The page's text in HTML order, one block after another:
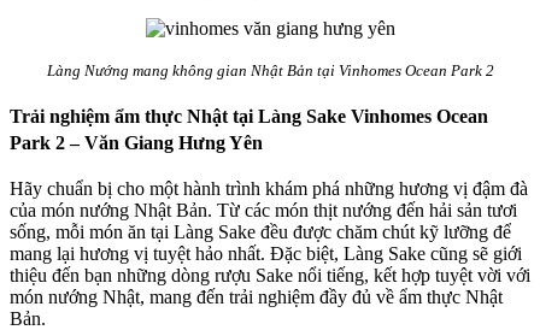
Làng Nướng mang không gian Nhật Bản tại Vinhomes Ocean Park 2
Trải nghiệm ẩm thực Nhật tại Làng Sake Vinhomes Ocean
Park 2 – Văn Giang Hưng Yên
Hãy chuẩn bị cho một hành trình khám phá những hương vị đậm đà
của món nướng Nhật Bản. Từ các món thịt nướng đến hải sản tươi
sống, mỗi món ăn tại Làng Sake đều được chăm chút kỹ lưỡng để
mang lại hương vị tuyệt hảo nhất. Đặc biệt, Làng Sake cũng sẽ giới
thiệu đến bạn những dòng rượu Sake nổi tiếng, kết hợp tuyệt vời với
món nướng Nhật, mang đến trải nghiệm đầy đủ về ẩm thực Nhật
Bản.